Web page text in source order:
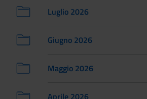
Luglio 2026
Giugno 2026
Maggio 2026
Aprile 2026